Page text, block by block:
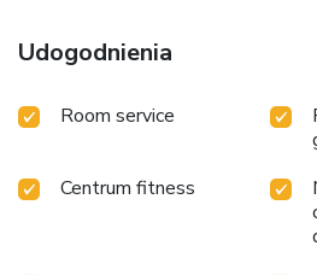
with the presence of room service
as an in-room amenity for your
convenience stores has you
requirements are met without any
allocated by hotel.In order to
relaxation, the guestrooms feature
are equipped with all basic
Udogodnienia
Room service
Centrum fitness